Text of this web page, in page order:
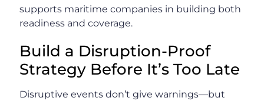
supports maritime companies in building both
readiness and coverage.
Build a Disruption-Proof
Strategy Before It’s Too Late
Disruptive events don’t give warnings—but